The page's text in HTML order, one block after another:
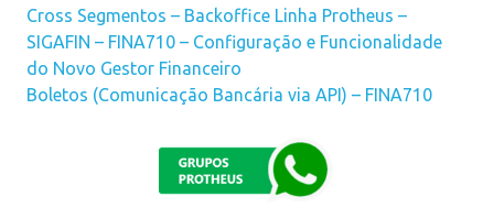
Cross Segmentos – Backoffice Linha Protheus –
SIGAFIN – FINA710 – Configuração e Funcionalidade
do Novo Gestor Financeiro
Boletos (Comunicação Bancária via API) – FINA710